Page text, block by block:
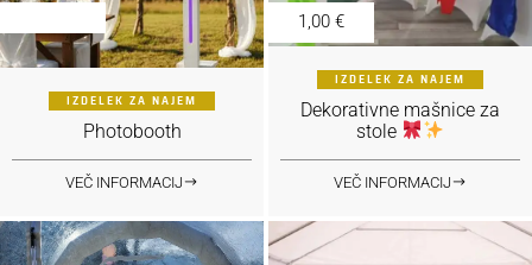
IZDELEK ZA NAJEM
Photobooth
VEČ INFORMACIJ
1,00 €
IZDELEK ZA NAJEM
Dekorativne mašnice za
stole
VEČ INFORMACIJ